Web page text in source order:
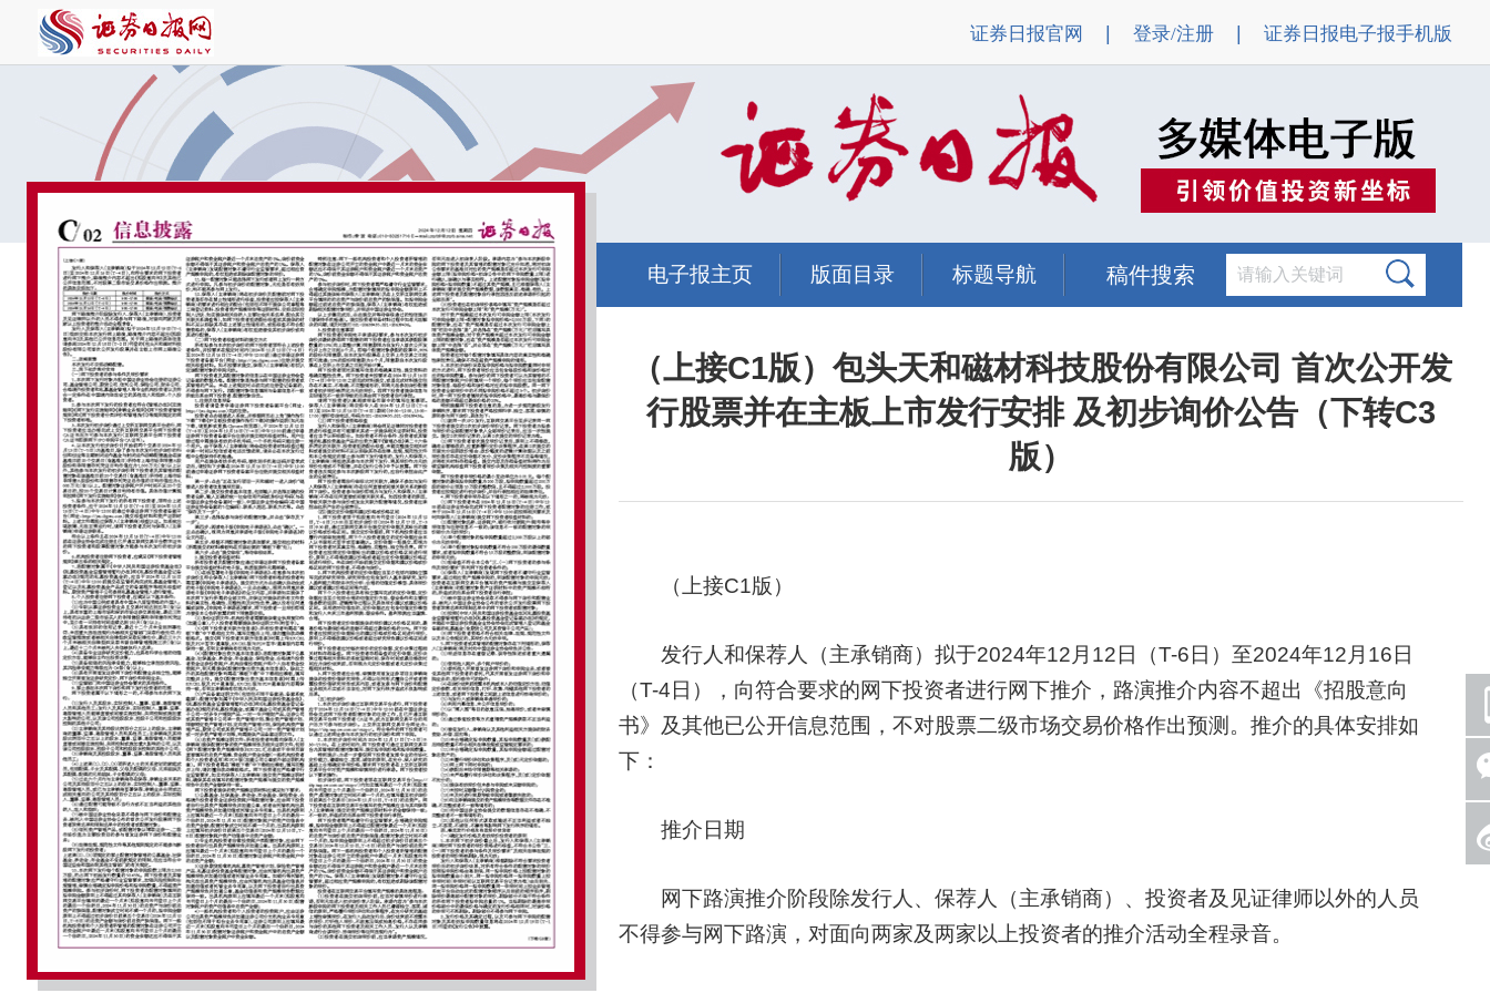
证券日报官网 登录/注册 证券日报电子报手机版
电子报主页 版面目录 标题导航 稿件搜索
（上接C1版）包头天和磁材科技股份有限公司 首次公开发
行股票并在主板上市发行安排 及初步询价公告（下转C3
版）
（上接C1版）
发行人和保荐人（主承销商）拟于2024年12月12日（T-6日）至2024年12月16日
（T-4日），向符合要求的网下投资者进行网下推介，路演推介内容不超出《招股意向
书》及其他已公开信息范围，不对股票二级市场交易价格作出预测。推介的具体安排如
下：
推介日期
网下路演推介阶段除发行人、保荐人（主承销商）、投资者及见证律师以外的人员
不得参与网下路演，对面向两家及两家以上投资者的推介活动全程录音。